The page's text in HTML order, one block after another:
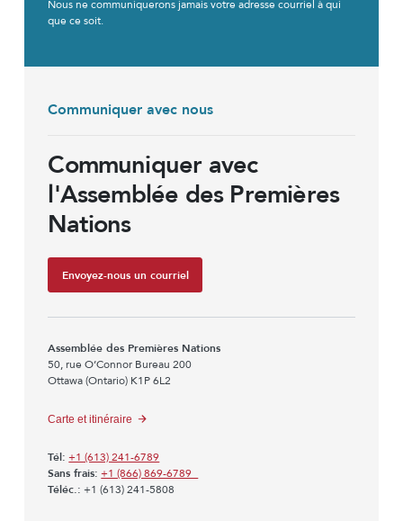
H
A
Nous ne communiquerons jamais votre adresse courriel à qui
que ce soit.
Communiquer avec nous
Communiquer avec
l'Assemblée des Premières
Nations
Envoyez-nous un courriel
Assemblée des Premières Nations
50, rue O’Connor Bureau 200
Ottawa (Ontario) K1P 6L2
Carte et itinéraire
Tél: +1 (613) 241-6789
Sans frais: +1 (866) 869-6789
Téléc.: +1 (613) 241-5808